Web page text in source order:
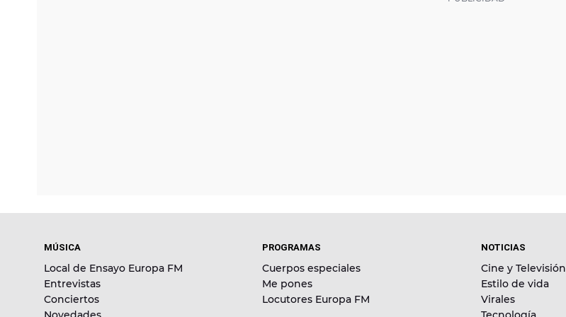
MÚSICA
Local de Ensayo Europa FM
Entrevistas
Conciertos
PROGRAMAS
Cuerpos especiales
Me pones
Locutores Europa FM
NOTICIAS
Cine y Televisión
Estilo de vida
Virales